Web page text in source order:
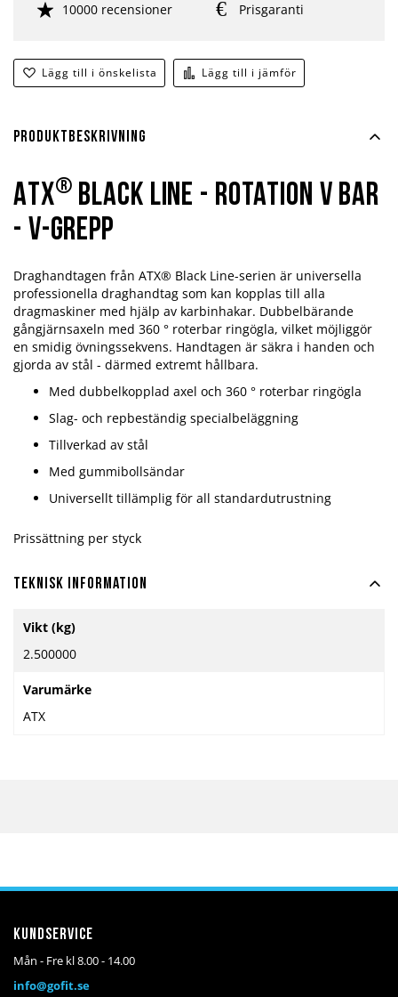
Lägg till i önskelista Lägg till i jämför
10000 recensioner Prisgaranti
Produktbeskrivning
ATX® Black Line - Rotation V Bar
- V-Grepp
Draghandtagen från ATX® Black Line-serien är universella
professionella draghandtag som kan kopplas till alla
dragmaskiner med hjälp av karbinhakar. Dubbelbärande
gångjärnsaxeln med 360 ° roterbar ringögla, vilket möjliggör
en smidig övningssekvens. Handtagen är säkra i handen och
gjorda av stål - därmed extremt hållbara.
Med dubbelkopplad axel och 360 ° roterbar ringögla
Slag- och repbeständig specialbeläggning
Tillverkad av stål
Med gummibollsändar
Universellt tillämplig för all standardutrustning
Prissättning per styck
Teknisk information
information
Vikt (kg)
2.500000
Varumärke
ATX
Kundservice
Mån - Fre kl 8.00 - 14.00
info@gofit.se